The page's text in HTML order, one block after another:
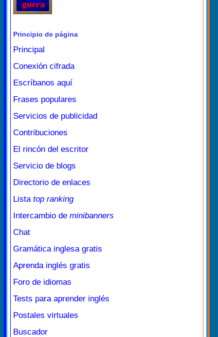
Principio de página
Principal
Conexión cifrada
Escríbanos aquí
Frases populares
Servicios de publicidad
Contribuciones
El rincón del escritor
Servicio de blogs
Directorio de enlaces
Lista top ranking
Intercambio de minibanners
Chat
Gramática inglesa gratis
Aprenda inglés gratis
Foro de idiomas
Tests para aprender inglés
Postales virtuales
Buscador